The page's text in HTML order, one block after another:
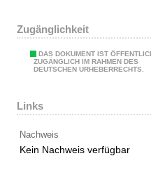
Zugänglichkeit
DAS DOKUMENT IST
ZUGÄNGLICH IM RAHMEN DES
DEUTSCHEN URHEBERRECHTS.
Links
Nachweis
Kein Nachweis verfügbar